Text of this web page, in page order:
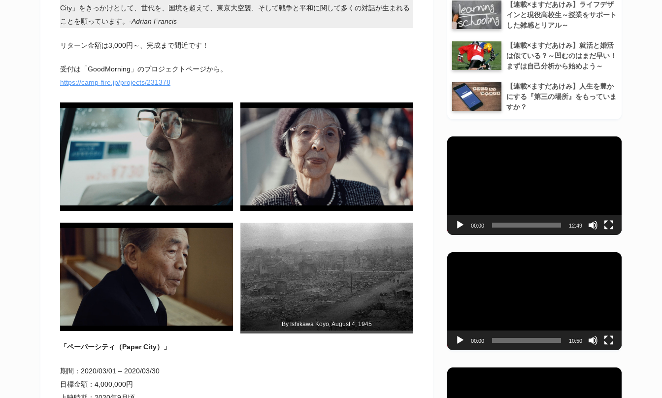
City」をきっかけとして、世代を、国境を超えて、東京大空襲、そして戦争と平和に関して多くの対話が生まれる
ことを願っています。 -Adrian Francis
リターン金額は3,000円～、完成まで間近です！
受付は「GoodMorning」のプロジェクトページから。
https://camp-fire.jp/projects/231378
By Ishikawa Koyo, August 4, 1945
「ペーパーシティ（Paper City）」
期間：2020/03/01 – 2020/03/30
目標金額：4,000,000円
【連載×ますだあけみ】ライフデザ
インと現役高校生～授業をサポート
した雑感とリアル～
【連載×ますだあけみ】就活と婚活
は似ている？～凹むのはまだ早い！
まずは自己分析から始めよう～
【連載×ますだあけみ】人生を豊か
にする『第三の場所』をもっていま
すか？
動
ー
00:00 12:49
動
ー
00:00 10:50
動